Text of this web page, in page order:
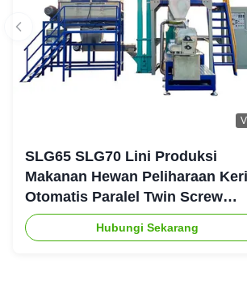
SLG65 SLG70 Lini Produksi
Makanan Hewan Peliharaan
Otomatis Paralel Twin Screw
Extruder CE
Hubungi Sekarang